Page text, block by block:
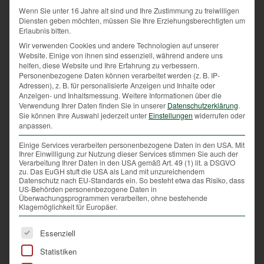
wird die Liste der bedrohten, nicht
jagdbaren Tierarten immer länger.
Es gilt der Grundsatz, dass das Bejagen
einer Wildartniemalsden Zweck verfolgt,
diese auszurotten. Seltene oder selten
gewordene Tierarten werden nicht bejagt.
Außerdem ist der Jagdpächter auf Grund
langer Pachtzeiten an der dauerhaften
Nutzung der Jagd interessiert. Deshalb hat
er ein bleibendes Interesse an der Erhaltung
des Wildbestandes.
Wenn Sie unter 16 Jahre alt sind und Ihre Zustimmung zu freiwilligen
Diensten geben möchten, müssen Sie Ihre Erziehungsberechtigten um
Erlaubnis bitten.
Wir verwenden Cookies und andere Technologien auf unserer
Website. Einige von ihnen sind essenziell, während andere uns
helfen, diese Website und Ihre Erfahrung zu verbessern.
Personenbezogene Daten können verarbeitet werden (z. B. IP-
Adressen), z. B. für personalisierte Anzeigen und Inhalte oder
Anzeigen- und Inhaltsmessung. Weitere Informationen über die
Verwendung Ihrer Daten finden Sie in unserer Datenschutzerklärung.
Sie können Ihre Auswahl jederzeit unter Einstellungen widerrufen oder
anpassen.
Einige Services verarbeiten personenbezogene Daten in den USA. Mit
Ihrer Einwilligung zur Nutzung dieser Services stimmen Sie auch der
Verarbeitung Ihrer Daten in den USA gemäß Art. 49 (1) lit. a DSGVO
zu. Das EuGH stuft die USA als Land mit unzureichendem
Datenschutz nach EU-Standards ein. So besteht etwa das Risiko, dass
US-Behörden personenbezogene Daten in
Überwachungsprogrammen verarbeiten, ohne bestehende
Klagemöglichkeit für Europäer.
Es folgt eine Liste der Service-Gruppen, für die eine
Essenziell
Statistiken